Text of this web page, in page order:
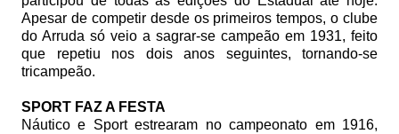
Apesar de competir desde os primeiros tempos, o clube
do Arruda só veio a sagrar-se campeão em 1931, feito
que repetiu nos dois anos seguintes, tornando-se
tricampeão.
SPORT FAZ A FESTA
Náutico e Sport estrearam no campeonato em 1916,